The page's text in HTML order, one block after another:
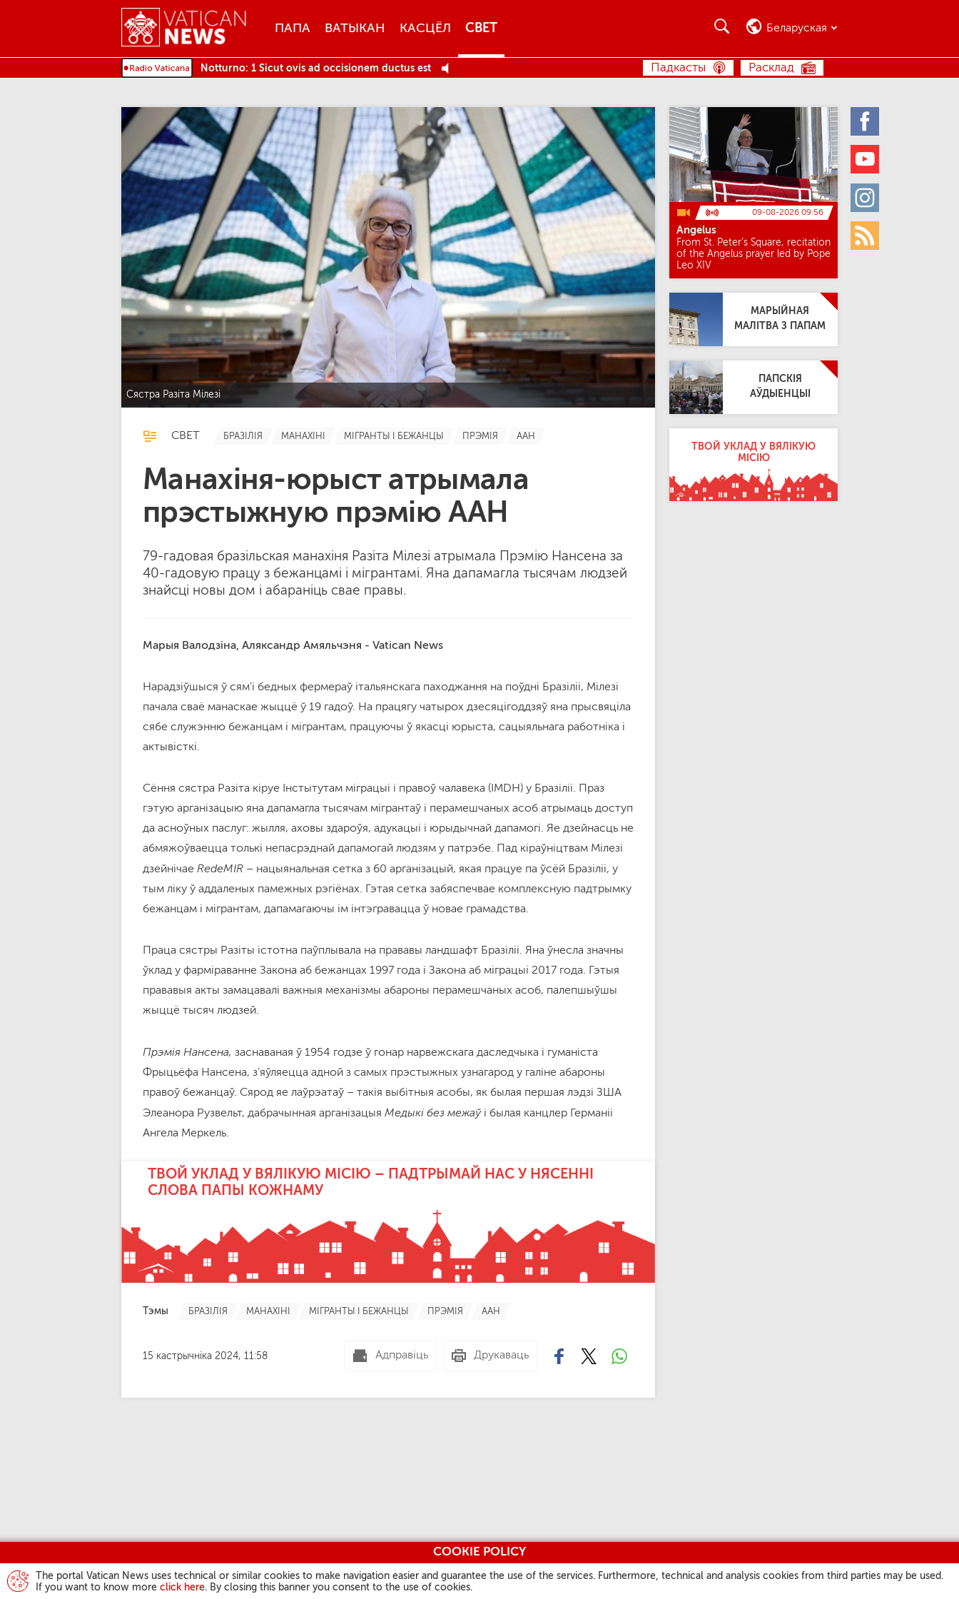
MENU
ПАПА ВАТЫКАН КАСЦЁЛ СВЕТ
Youtube
Instagram
Rss
ПОШУК Беларуская
COOKIE POLICY
The portal Vatican News uses technical or similar cookies to make navigation easier and guarantee the use of the services. Furthermore, technical and analysis cookies from third parties may be used.
If you want to know more click here. By closing this banner you consent to the use of cookies.
Notturno: 1 Sicut ovis ad occisionem ductus est Расклад
Падкасты
Сястра Разіта Мілезі
СВЕТ БРАЗІЛІЯ МАНАХІНІ МІГРАНТЫ І БЕЖАНЦЫ ПРЭМІЯ ААН
Манахіня-юрыст атрымала
прэстыжную прэмію ААН
79-гадовая бразільская манахіня Разіта Мілезі атрымала Прэмію Нансена за
40-гадовую працу з бежанцамі і мігрантамі. Яна дапамагла тысячам людзей
знайсці новы дом і абараніць свае правы.
Марыя Валодзіна, Аляксандр Амяльчэня - Vatican News
Нарадзіўшыся ў сям'і бедных фермераў італьянскага паходжання на поўдні Бразіліі, Мілезі
пачала сваё манаскае жыццё ў 19 гадоў. На працягу чатырох дзесяцігоддзяў яна прысвяціла
сябе служэнню бежанцам і мігрантам, працуючы ў якасці юрыста, сацыяльнага работніка і
актывісткі.
Сёння сястра Разіта кіруе Інстытутам міграцыі і правоў чалавека (IMDH) у Бразіліі. Праз
гэтую арганізацыю яна дапамагла тысячам мігрантаў і перамешчаных асоб атрымаць доступ
да асноўных паслуг: жылля, аховы здароўя, адукацыі і юрыдычнай дапамогі. Яе дзейнасць не
абмяжоўваецца толькі непасрэднай дапамогай людзям у патрэбе. Пад кіраўніцтвам Мілезі
дзейнічае RedeMIR – нацыянальная сетка з 60 арганізацый, якая працуе па ўсёй Бразіліі, у
тым ліку ў аддаленых памежных рэгіёнах. Гэтая сетка забяспечвае комплексную падтрымку
бежанцам і мігрантам, дапамагаючы ім інтэгравацца ў новае грамадства.
Праца сястры Разіты істотна паўплывала на прававы ландшафт Бразіліі. Яна ўнесла значны
ўклад у фарміраванне Закона аб бежанцах 1997 года і Закона аб міграцыі 2017 года. Гэтыя
прававыя акты замацавалі важныя механізмы абароны перамешчаных асоб, палепшыўшы
жыццё тысяч людзей.
Прэмія Нансена, заснаваная ў 1954 годзе ў гонар нарвежскага даследчыка і гуманіста
Фрыцьёфа Нансена, з'яўляецца адной з самых прэстыжных узнагарод у галіне абароны
правоў бежанцаў. Сярод яе лаўрэатаў – такія выбітныя асобы, як былая першая лэдзі ЗША
Элеанора Рузвельт, дабрачынная арганізацыя Медыкі без межаўі былая канцлер Германіі
Ангела Меркель.
ТВОЙ УКЛАД У ВЯЛІКУЮ МІСІЮ – ПАДТРЫМАЙ НАС У НЯСЕННІ
СЛОВА ПАПЫ КОЖНАМУ
Тэмы БРАЗІЛІЯ МАНАХІНІ МІГРАНТЫ І БЕЖАНЦЫ ПРЭМІЯ ААН
15 кастрычніка 2024, 11:58 Адправіць Друкаваць
09-08-2026 09:56
Angelus
From St. Peter’s Square, recitation
of the Angelus prayer led by Pope
Leo XIV
МАРЫЙНАЯ
МАЛІТВА З ПАПАМ
ПАПСКІЯ
АЎДЫЕНЦЫІ
ТВОЙ УКЛАД У ВЯЛІКУЮ
МІСІЮ